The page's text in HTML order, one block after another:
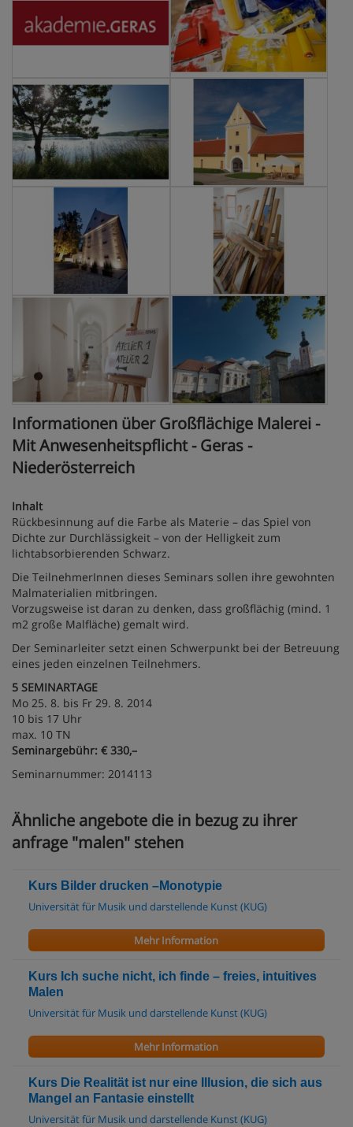
Informationen über Großflächige Malerei -
Mit Anwesenheitspflicht - Geras -
Niederösterreich
Inhalt
Rückbesinnung auf die Farbe als Materie – das Spiel von
Dichte zur Durchlässigkeit – von der Helligkeit zum
lichtabsorbierenden Schwarz.
Die TeilnehmerInnen dieses Seminars sollen ihre gewohnten
Malmaterialien mitbringen.
Vorzugsweise ist daran zu denken, dass großflächig (mind. 1
m2 große Malfläche) gemalt wird.
Der Seminarleiter setzt einen Schwerpunkt bei der Betreuung
eines jeden einzelnen Teilnehmers.
5 SEMINARTAGE
Mo 25. 8. bis Fr 29. 8. 2014
10 bis 17 Uhr
max. 10 TN
Seminargebühr: € 330,–
Seminarnummer: 2014113
Ähnliche angebote die in bezug zu ihrer
anfrage "malen" stehen
Kurs Bilder drucken –Monotypie
Universität für Musik und darstellende Kunst (KUG)
Mehr Information
Kurs Ich suche nicht, ich finde – freies, intuitives
Malen
Universität für Musik und darstellende Kunst (KUG)
Mehr Information
Kurs Die Realität ist nur eine Illusion, die sich aus
Mangel an Fantasie einstellt
Universität für Musik und darstellende Kunst (KUG)